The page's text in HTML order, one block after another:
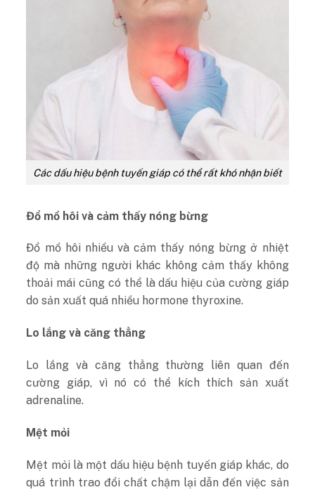
Các dấu hiệu bệnh tuyến giáp có thể rất khó nhận biết
Đổ mồ hôi và cảm thấy nóng bừng
Đổ mồ hôi nhiều và cảm thấy nóng bừng ở nhiệt
độ mà những người khác không cảm thấy không
thoải mái cũng có thể là dấu hiệu của cường giáp
do sản xuất quá nhiều hormone thyroxine.
Lo lắng và căng thẳng
Lo lắng và căng thẳng thường liên quan đến
cường giáp, vì nó có thể kích thích sản xuất
adrenaline.
Mệt mỏi
Mệt mỏi là một dấu hiệu bệnh tuyến giáp khác, do
quá trình trao đổi chất chậm lại dẫn đến việc sản